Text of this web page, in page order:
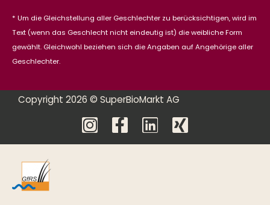
* Um die Gleichstellung aller Geschlechter zu berücksichtigen, wird im
Text (wenn das Geschlecht nicht eindeutig ist) die weibliche Form
gewählt. Gleichwohl beziehen sich die Angaben auf Angehörige aller
Geschlechter.
Copyright 2026 © SuperBioMarkt AG